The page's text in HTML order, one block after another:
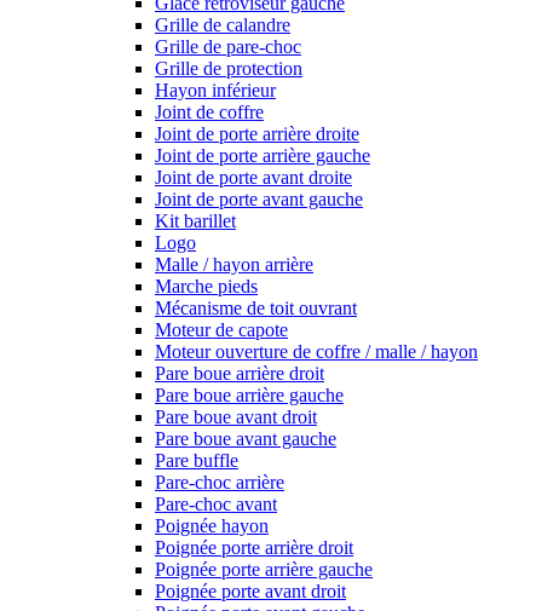
Grille de calandre
Grille de pare-choc
Grille de protection
Hayon inférieur
Joint de coffre
Joint de porte arrière droite
Joint de porte arrière gauche
Joint de porte avant droite
Joint de porte avant gauche
Kit barillet
Logo
Malle / hayon arrière
Marche pieds
Mécanisme de toit ouvrant
Moteur de capote
Moteur ouverture de coffre / malle / hayon
Pare boue arrière droit
Pare boue arrière gauche
Pare boue avant droit
Pare boue avant gauche
Pare buffle
Pare-choc arrière
Pare-choc avant
Poignée hayon
Poignée porte arrière droit
Poignée porte arrière gauche
Poignée porte avant droit